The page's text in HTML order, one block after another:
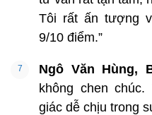
Tôi rất ấn tượng
9/10 điểm.”
Ngô Văn Hùng,
không chen
giác dễ chịu trong